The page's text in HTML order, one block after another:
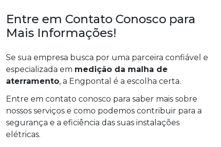
Entre em Contato Conosco para
Mais Informações!
Se sua empresa busca por uma parceira confiável e
especializada em medição da malha de
aterramento, a Engpontal é a escolha certa.
Entre em contato conosco para saber mais sobre
nossos serviços e como podemos contribuir para a
segurança e a eficiência das suas instalações
elétricas.